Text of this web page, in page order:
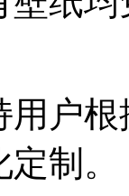
户
制。